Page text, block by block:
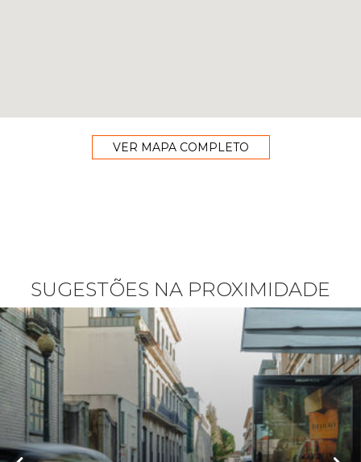
VER MAPA COMPLETO
SUGESTÕES NA PROXIMIDADE